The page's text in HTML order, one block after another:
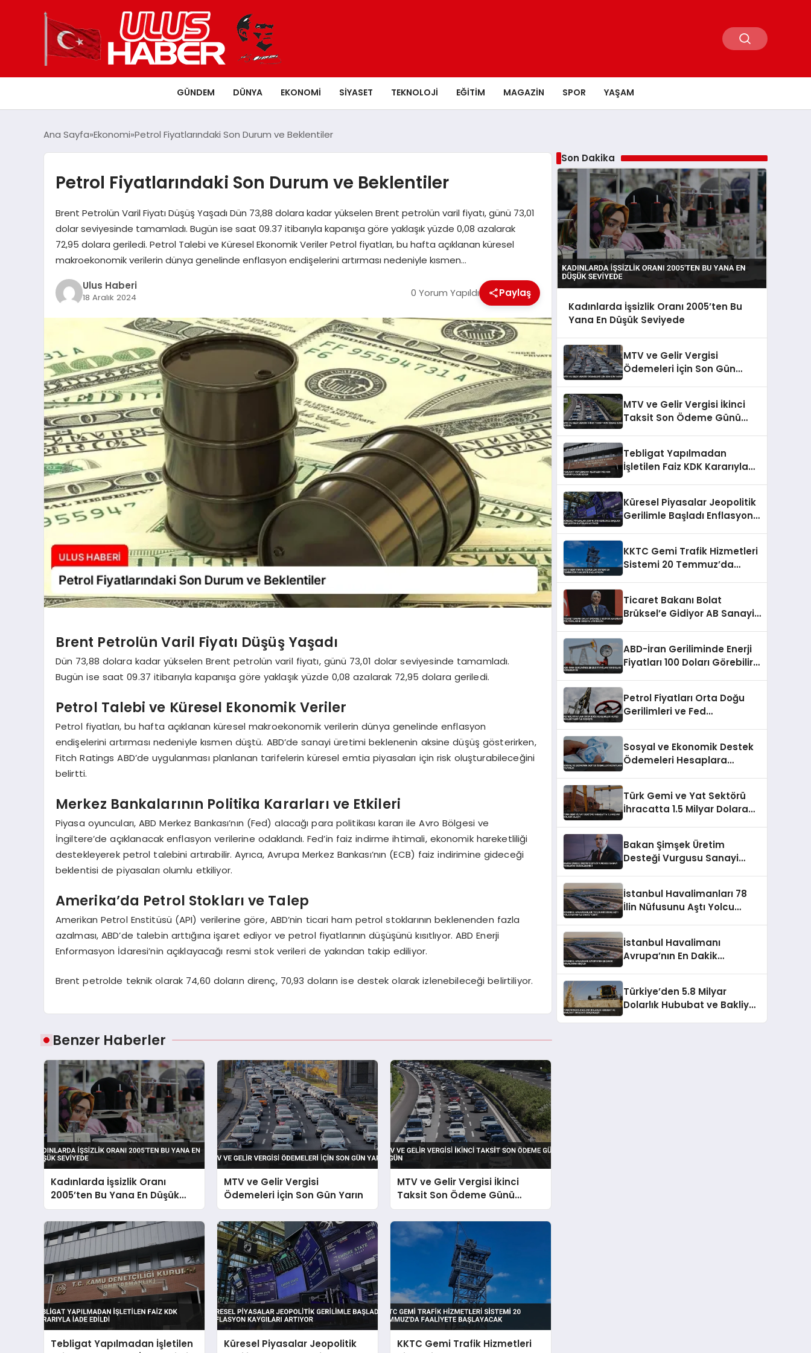
GÜNDEM DÜNYA EKONOMI SIYASET TEKNOLOJI EĞITIM MAGAZIN SPOR YAŞAM
Ana Sayfa Ekonomi Petrol Fiyatlarındaki Son Durum ve Beklentiler
Petrol Fiyatlarındaki Son Durum ve Beklentiler
Brent Petrolün Varil Fiyatı Düşüş Yaşadı Dün 73,88 dolara kadar yükselen Brent petrolün varil fiyatı, günü 73,01
dolar seviyesinde tamamladı. Bugün ise saat 09.37 itibarıyla kapanışa göre yaklaşık yüzde 0,08 azalarak
72,95 dolara geriledi. Petrol Talebi ve Küresel Ekonomik Veriler Petrol fiyatları, bu hafta açıklanan küresel
makroekonomik verilerin dünya genelinde enflasyon endişelerini artırması nedeniyle kısmen…
Ulus Haberi
18 Aralık 2024 0 Yorum Yapıldı Paylaş
Brent Petrolün Varil Fiyatı Düşüş Yaşadı
Dün 73,88 dolara kadar yükselen Brent petrolün varil fiyatı, günü 73,01 dolar seviyesinde tamamladı.
Bugün ise saat 09.37 itibarıyla kapanışa göre yaklaşık yüzde 0,08 azalarak 72,95 dolara geriledi.
Petrol Talebi ve Küresel Ekonomik Veriler
Petrol fiyatları, bu hafta açıklanan küresel makroekonomik verilerin dünya genelinde enflasyon
endişelerini artırması nedeniyle kısmen düştü. ABD’de sanayi üretimi beklenenin aksine düşüş gösterirken,
Fitch Ratings ABD’de uygulanması planlanan tarifelerin küresel emtia piyasaları için risk oluşturabileceğini
belirtti.
Merkez Bankalarının Politika Kararları ve Etkileri
Piyasa oyuncuları, ABD Merkez Bankası’nın (Fed) alacağı para politikası kararı ile Avro Bölgesi ve
İngiltere’de açıklanacak enflasyon verilerine odaklandı. Fed’in faiz indirme ihtimali, ekonomik hareketliliği
destekleyerek petrol talebini artırabilir. Ayrıca, Avrupa Merkez Bankası’nın (ECB) faiz indirimine gideceği
beklentisi de piyasaları olumlu etkiliyor.
Amerika’da Petrol Stokları ve Talep
Amerikan Petrol Enstitüsü (API) verilerine göre, ABD’nin ticari ham petrol stoklarının beklenenden fazla
azalması, ABD’de talebin arttığına işaret ediyor ve petrol fiyatlarının düşüşünü kısıtlıyor. ABD Enerji
Enformasyon İdaresi’nin açıklayacağı resmi stok verileri de yakından takip ediliyor.
Brent petrolde teknik olarak 74,60 doların direnç, 70,93 doların ise destek olarak izlenebileceği belirtiliyor.
Benzer Haberler
Kadınlarda İşsizlik Oranı
2005’ten Bu Yana En Düşük
Seviyede
MTV ve Gelir Vergisi
Ödemeleri İçin Son Gün Yarın
MTV ve Gelir Vergisi İkinci
Taksit Son Ödeme Günü
Bugün
Tebligat Yapılmadan İşletilen
Küresel Piyasalar Jeopolitik
KKTC Gemi Trafik Hizmetleri
Son Dakika
Kadınlarda İşsizlik Oranı 2005’ten Bu
Yana En Düşük Seviyede
MTV ve Gelir Vergisi
Ödemeleri İçin Son Gün
MTV ve Gelir Vergisi İkinci
Taksit Son Ödeme Günü
Tebligat Yapılmadan
İşletilen Faiz KDK Kararıyla
Küresel Piyasalar Jeopolitik
Gerilimle Başladı Enflasyon
KKTC Gemi Trafik Hizmetleri
Sistemi 20 Temmuz’da
Ticaret Bakanı Bolat
Brüksel’e Gidiyor AB Sanayi
ABD-İran Geriliminde Enerji
Fiyatları 100 Doları Görebilir
Petrol Fiyatları Orta Doğu
Gerilimleri ve Fed
Sosyal ve Ekonomik Destek
Ödemeleri Hesaplara
Türk Gemi ve Yat Sektörü
İhracatta 1.5 Milyar Dolara
Bakan Şimşek Üretim
Desteği Vurgusu Sanayi
İstanbul Havalimanları 78
İlin Nüfusunu Aştı Yolcu
İstanbul Havalimanı
Avrupa’nın En Dakik
Türkiye’den 5.8 Milyar
Dolarlık Hububat ve Bakliyat